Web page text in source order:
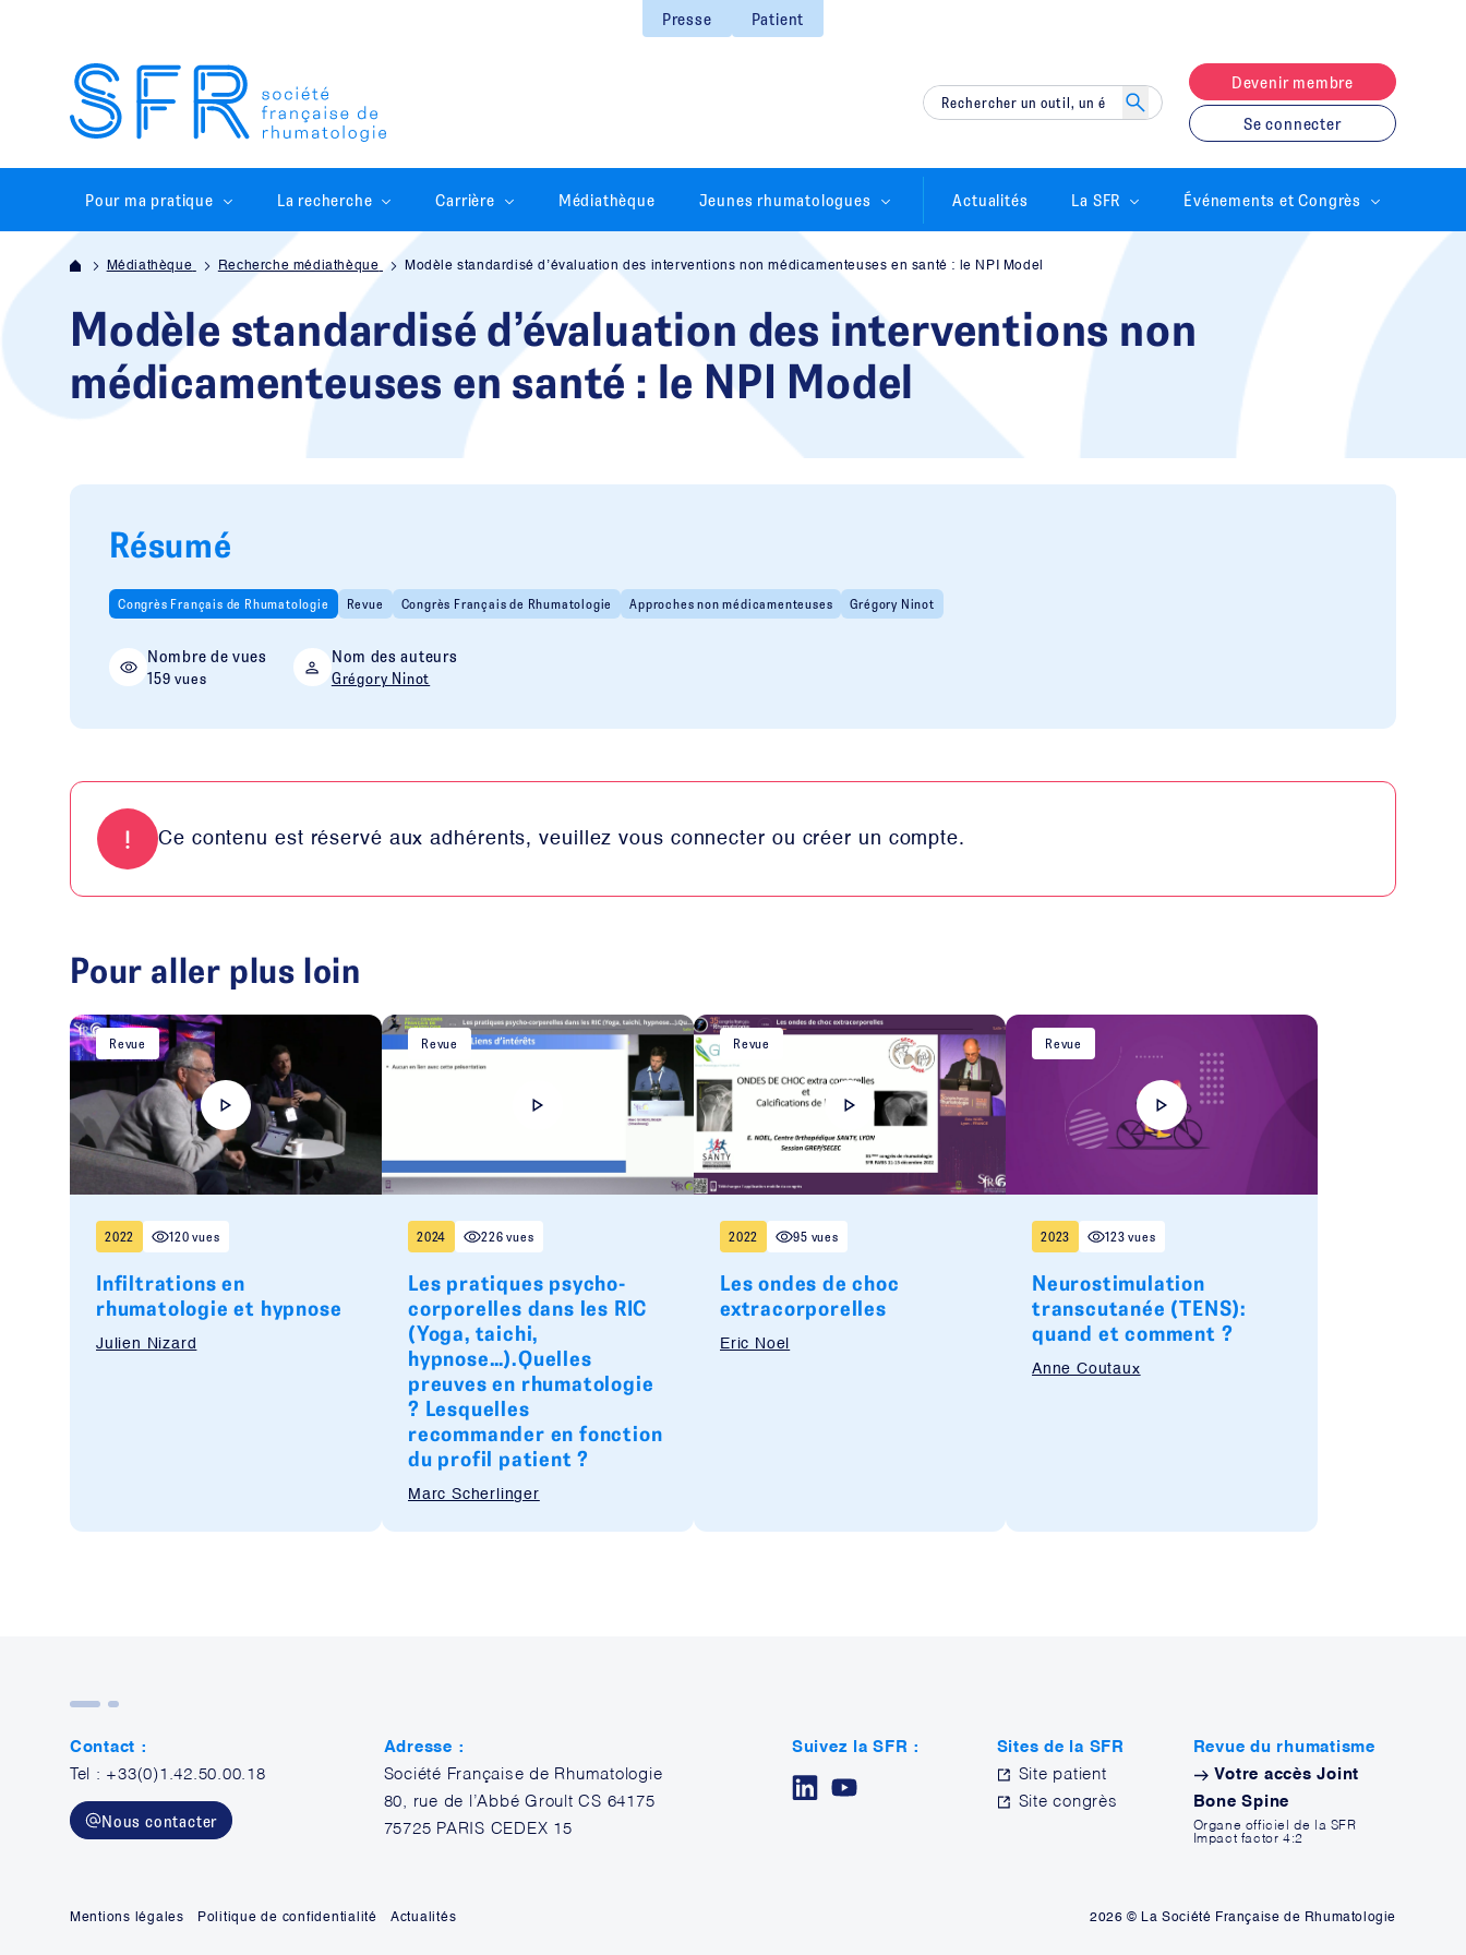
Presse Patient
Devenir membre
Se connecter
Pour ma pratique La recherche Carrière Médiathèque Jeunes rhumatologues Actualités La SFR Événements et Congrès
Médiathèque Recherche médiathèque Modèle standardisé d’évaluation des interventions non médicamenteuses en santé : le NPI Model
Modèle standardisé d’évaluation des interventions non
médicamenteuses en santé : le NPI Model
Résumé
Congrès Français de Rhumatologie Revue Congrès Français de Rhumatologie Approches non médicamenteuses Grégory Ninot
Nombre de vues
159 vues
Nom des auteurs
Grégory Ninot
Ce contenu est réservé aux adhérents, veuillez vous connecter ou créer un compte.
Pour aller plus loin
Revue
2022 120 vues
Infiltrations en
rhumatologie et hypnose
Julien Nizard
Revue
2024 226 vues
Les pratiques psycho-
corporelles dans les RIC
(Yoga, taichi,
hypnose…).Quelles
preuves en rhumatologie
? Lesquelles
recommander en fonction
du profil patient ?
Marc Scherlinger
Revue
2022 95 vues
Les ondes de choc
extracorporelles
Eric Noel
Revue
2023 123 vues
Neurostimulation
transcutanée (TENS):
quand et comment ?
Anne Coutaux
Contact :
Tel : +33(0)1.42.50.00.18
Nous contacter
Adresse :
Société Française de Rhumatologie
80, rue de l’Abbé Groult CS 64175
75725 PARIS CEDEX 15
Suivez la SFR :
Sites de la SFR
Site patient
Site congrès
Revue du rhumatisme
Votre accès Joint
Bone Spine
Organe officiel de la SFR
Impact factor 4:2
Mentions légales Politique de confidentialité Actualités 2026 © La Société Française de Rhumatologie